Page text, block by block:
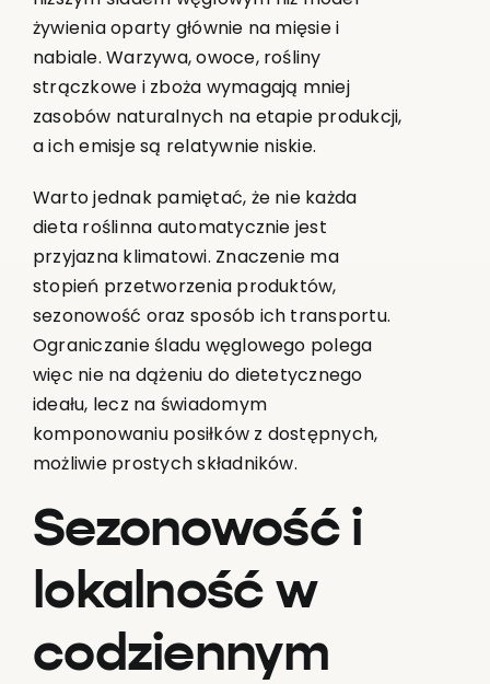
żywienia oparty głównie na mięsie i
nabiale. Warzywa, owoce, rośliny
strączkowe i zboża wymagają mniej
zasobów naturalnych na etapie produkcji,
a ich emisje są relatywnie niskie.
Warto jednak pamiętać, że nie każda
dieta roślinna automatycznie jest
przyjazna klimatowi. Znaczenie ma
stopień przetworzenia produktów,
sezonowość oraz sposób ich transportu.
Ograniczanie śladu węglowego polega
więc nie na dążeniu do dietetycznego
ideału, lecz na świadomym
komponowaniu posiłków z dostępnych,
możliwie prostych składników.
Sezonowość i
lokalność w
codziennym